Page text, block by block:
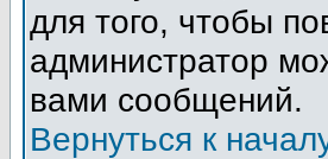
для того, чтобы
администратор
вами сообщений.
Вернуться к